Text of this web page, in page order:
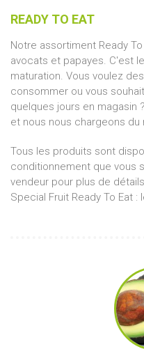
READY TO EAT
Notre assortiment Ready
avocats et papayes. C'est
maturation. Vous voulez
consommer ou vous
quelques jours en magasin
et nous nous chargeons du
Tous les produits sont
conditionnement que vous
vendeur pour plus de
Special Fruit Ready To Eat